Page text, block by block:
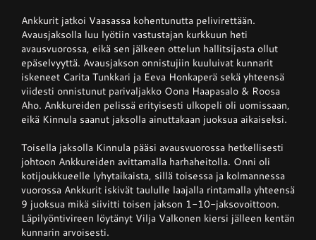
Ankkurit jatkoi Vaasassa kohentunutta pelivirettään.
Avausjaksolla luu lyötiin vastustajan kurkkuun heti
avausvuorossa, eikä sen jälkeen ottelun hallitsijasta ollut
epäselvyyttä. Avausjakson onnistujiin kuuluivat kunnarit
iskeneet Carita Tunkkari ja Eeva Honkaperä sekä yhteensä
viidesti onnistunut parivaljakko Oona Haapasalo & Roosa
Aho. Ankkureiden pelissä erityisesti ulkopeli oli uomissaan,
eikä Kinnula saanut jaksolla ainuttakaan juoksua aikaiseksi.
Toisella jaksolla Kinnula pääsi avausvuorossa hetkellisesti
johtoon Ankkureiden avittamalla harhaheitolla. Onni oli
kotijoukkueelle lyhytaikaista, sillä toisessa ja kolmannessa
vuorossa Ankkurit iskivät taululle laajalla rintamalla yhteensä
9 juoksua mikä siivitti toisen jakson 1-10-jaksovoittoon.
Läpilyöntivireen löytänyt Vilja Valkonen kiersi jälleen kentän
kunnarin arvoisesti.